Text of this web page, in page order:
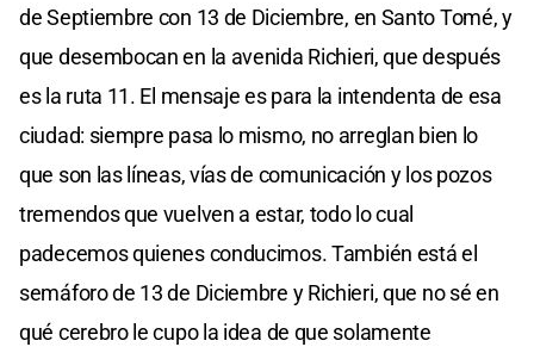
de Septiembre con 13 de Diciembre, en Santo Tomé, y
que desembocan en la avenida Richieri, que después
es la ruta 11. El mensaje es para la intendenta de esa
ciudad: siempre pasa lo mismo, no arreglan bien lo
que son las líneas, vías de comunicación y los pozos
tremendos que vuelven a estar, todo lo cual
padecemos quienes conducimos. También está el
semáforo de 13 de Diciembre y Richieri, que no sé en
qué cerebro le cupo la idea de que solamente